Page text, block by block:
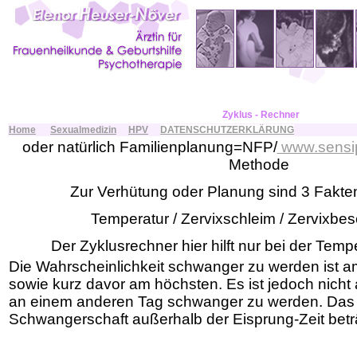
Zyklus - Rechner
Home
Sexualmedizin HPV DATENSCHUTZERKLÄRUNG
oder natürlich Familienplanung=NFP/
Methode
Zur Verhütung oder Planung sind 3
Temperatur / Zervixschleim /
Der Zyklusrechner hier hilft nur bei der
Die Wahrscheinlichkeit schwanger zu werden ist
sowie kurz davor am höchsten. Es ist jedoch
an einem anderen Tag schwanger zu werden.
Schwangerschaft außerhalb der Eisprung-Zeit